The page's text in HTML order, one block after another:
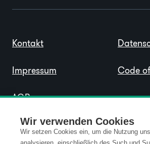
Wir verwenden Cookies
Wir setzen Cookies ein, um die Nutzung
Kontakt
Impressum
AGB
Code